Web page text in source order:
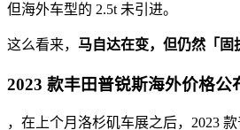
但海外车型的 2.5t 未引进。
这么看来， 马自达在变，但仍然「固
2023 款丰田普锐斯海外价格公
，在上个月洛杉矶车展之后，2023